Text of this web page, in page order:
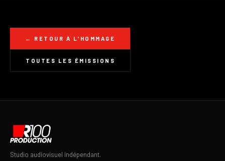
← RETOUR À L'HOMMAGE
TOUTES LES ÉMISSIONS
Studio audiovisuel indépendant.